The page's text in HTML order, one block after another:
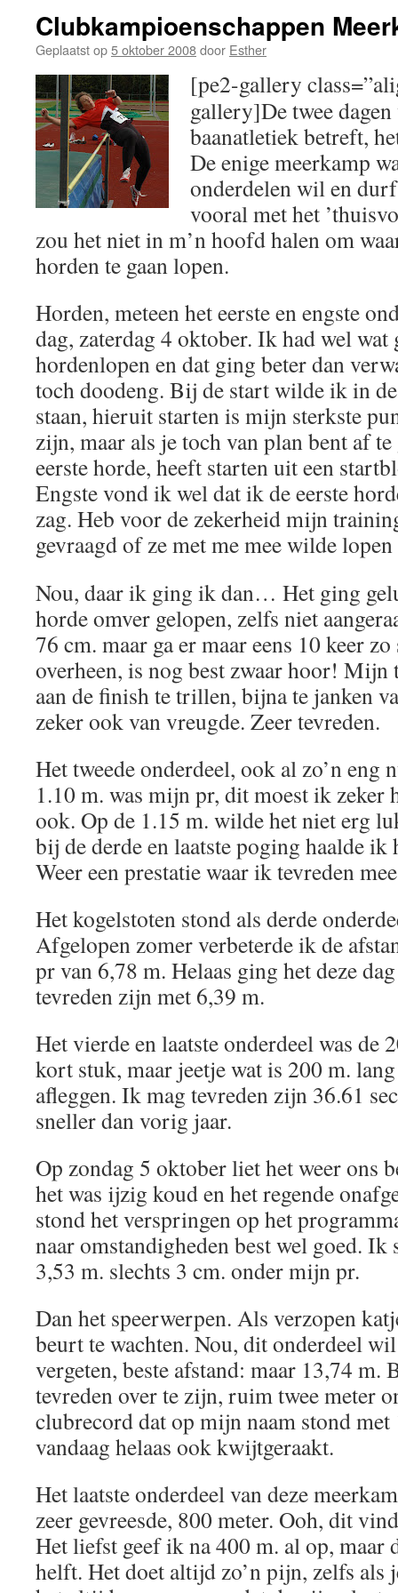
Clubkampioenschappen
Geplaatst op5 oktober 2008door Esther
[pe2-gallery
gallery]De twee
baanatletiek betreft,
De enige meerkamp
onderdelen wil en
vooral met het
zou het niet in m’n hoofd halen om
horden te gaan lopen.
Horden, meteen het eerste en engste
dag, zaterdag 4 oktober. Ik had wel wat
hordenlopen en dat ging beter dan
toch doodeng. Bij de start wilde ik in
staan, hieruit starten is mijn sterkste
zijn, maar als je toch van plan bent af
eerste horde, heeft starten uit een
Engste vond ik wel dat ik de eerste
zag. Heb voor de zekerheid mijn
gevraagd of ze met me mee wilde
Nou, daar ik ging ik dan… Het ging
horde omver gelopen, zelfs niet
76 cm. maar ga er maar eens 10 keer
overheen, is nog best zwaar hoor! Mijn
aan de finish te trillen, bijna te janken
zeker ook van vreugde. Zeer tevreden.
Het tweede onderdeel, ook al zo’n eng
1.10 m. was mijn pr, dit moest ik zeker
ook. Op de 1.15 m. wilde het niet erg
bij de derde en laatste poging haalde ik
Weer een prestatie waar ik tevreden
Het kogelstoten stond als derde
Afgelopen zomer verbeterde ik de
pr van 6,78 m. Helaas ging het deze
tevreden zijn met 6,39 m.
Het vierde en laatste onderdeel was de
kort stuk, maar jeetje wat is 200 m.
afleggen. Ik mag tevreden zijn 36.61
sneller dan vorig jaar.
Op zondag 5 oktober liet het weer ons
het was ijzig koud en het regende
stond het verspringen op het
naar omstandigheden best wel goed. Ik
3,53 m. slechts 3 cm. onder mijn pr.
Dan het speerwerpen. Als verzopen
beurt te wachten. Nou, dit onderdeel
vergeten, beste afstand: maar 13,74 m.
tevreden over te zijn, ruim twee meter
clubrecord dat op mijn naam stond
vandaag helaas ook kwijtgeraakt.
Het laatste onderdeel van deze
zeer gevreesde, 800 meter. Ooh, dit
Het liefst geef ik na 400 m. al op, maar
helft. Het doet altijd zo’n pijn, zelfs als